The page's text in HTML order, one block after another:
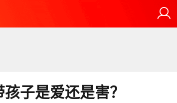
子是爱还是害？